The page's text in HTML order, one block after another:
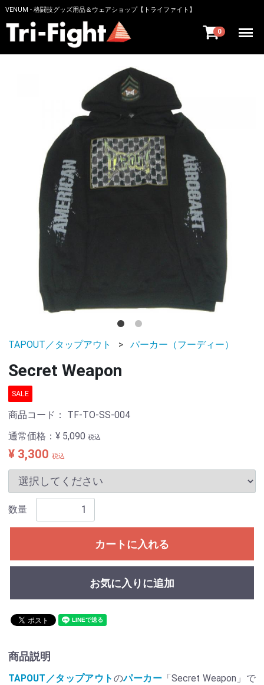
VENUM - 格闘技グッズ用品＆ウェアショップ【トライファイト】
0 Menu
TAPOUT／タップアウト パーカー（フーディー）
Secret Weapon
SALE
商品コード： TF-TO-SS-004
通常価格：¥ 5,090 税込
¥ 3,300 税込
数量
カートに入れる
お気に入りに追加
商品説明
TAPOUT／タップアウト のパーカー 「Secret Weapon」で